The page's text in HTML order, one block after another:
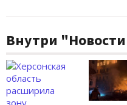
Внутри